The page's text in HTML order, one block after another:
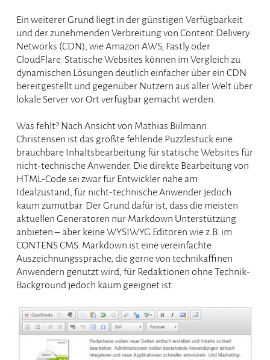
Ein weiterer Grund liegt in der günstigen Verfügbarkeit
und der zunehmenden Verbreitung von Content Delivery
Networks (CDN), wie Amazon AWS, Fastly oder
CloudFlare. Statische Websites können im Vergleich zu
dynamischen Lösungen deutlich einfacher über ein CDN
bereitgestellt und gegenüber Nutzern aus aller Welt über
lokale Server vor Ort verfügbar gemacht werden.
Was fehlt? Nach Ansicht von Mathias Biilmann
Christensen ist das größte fehlende Puzzlestück eine
brauchbare Inhaltsbearbeitung für statische Websites für
nicht-technische Anwender. Die direkte Bearbeitung von
HTML-Code sei zwar für Entwickler nahe am
Idealzustand, für nicht-technische Anwender jedoch
kaum zumutbar. Der Grund dafür ist, dass die meisten
aktuellen Generatoren nur Markdown Unterstützung
anbieten – aber keine WYSIWYG Editoren wie z.B. im
CONTENS CMS. Markdown ist eine vereinfachte
Auszeichnungssprache, die gerne von technikaffinen
Anwendern genutzt wird, für Redaktionen ohne Technik-
Background jedoch kaum geeignet ist.